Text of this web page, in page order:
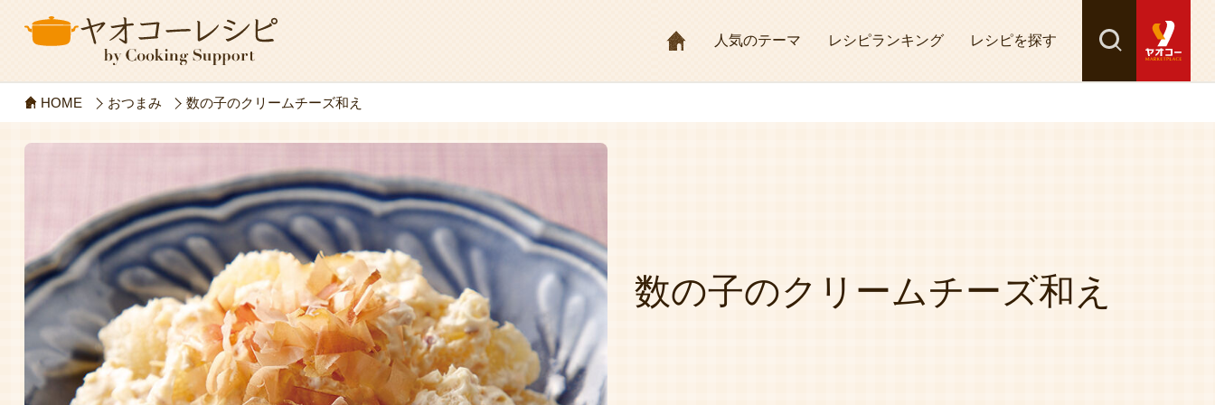
HOME人気のテーマ レシピランキング レシピを探す 検索
探す
HOME おつまみ 数の子のクリームチーズ和え
数の子のクリームチーズ和え